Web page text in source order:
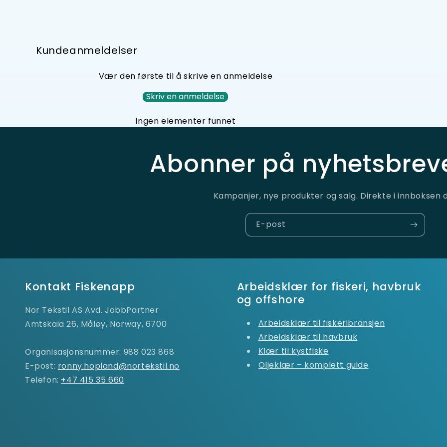
Kundeanmeldelser
Vær den første til å skrive en anmeldelse
Skriv en anmeldelse
Ingen elementer funnet
Abonner på
Kampanjer, nye produkter og salg. Direkte i innboksen
E-post
Kontakt Fiskenapp
Nor Tekstil AS Avd. JobbPartner
Amtskaia 26, Måløy, Norway, 6700
Organisasjonsnummer: 988 023 868
E-post: ronny.hopland@nortekstil.no
Telefon: +47 415 35 660
Arbeidsklær for fiskeri, havbruk
og offshore
Arbeidsklær til fiskeribransjen
Arbeidsklær til havbruk
Klær til kystfiske
Oljeklær – komplett guide